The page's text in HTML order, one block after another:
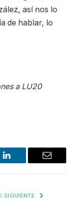
así nos lo
de hablar, lo
a LU20
LinkedIn Email
SIGUIENTE